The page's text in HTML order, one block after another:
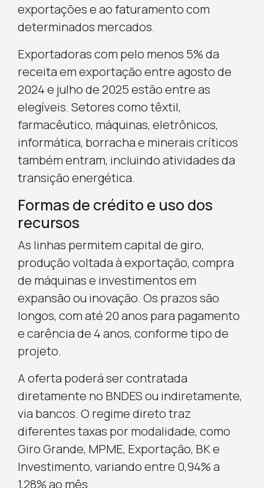
exportações e ao faturamento com
determinados mercados.
Exportadoras com pelo menos 5% da
receita em exportação entre agosto de
2024 e julho de 2025 estão entre as
elegíveis. Setores como têxtil,
farmacêutico, máquinas, eletrônicos,
informática, borracha e minerais críticos
também entram, incluindo atividades da
transição energética.
Formas de crédito e uso dos
recursos
As linhas permitem capital de giro,
produção voltada à exportação, compra
de máquinas e investimentos em
expansão ou inovação. Os prazos são
longos, com até 20 anos para pagamento
e carência de 4 anos, conforme tipo de
projeto.
A oferta poderá ser contratada
diretamente no BNDES ou indiretamente,
via bancos. O regime direto traz
diferentes taxas por modalidade, como
Giro Grande, MPME, Exportação, BK e
Investimento, variando entre 0,94% a
1,28% ao mês.